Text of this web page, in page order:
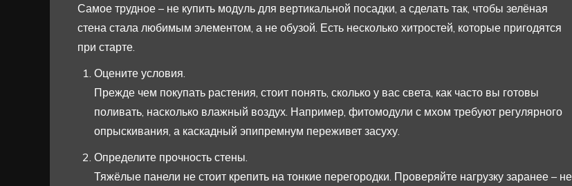
Самое трудное – не купить модуль для вертикальной посадки, а сделать так, чтобы зелёная
стена стала любимым элементом, а не обузой. Есть несколько хитростей, которые пригодятся
при старте.
Оцените условия.
Прежде чем покупать растения, стоит понять, сколько у вас света, как часто вы готовы
поливать, насколько влажный воздух. Например, фитомодули с мхом требуют регулярного
опрыскивания, а каскадный эпипремнум переживет засуху.
Определите прочность стены.
Тяжёлые панели не стоит крепить на тонкие перегородки. Проверяйте нагрузку заранее – не